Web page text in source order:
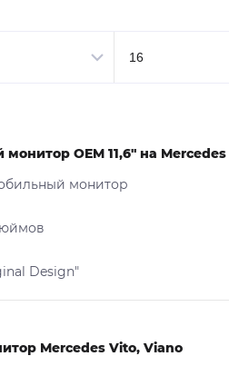
OEM 11,6" на
монитор
Design"
Mercedes Vito, Viano